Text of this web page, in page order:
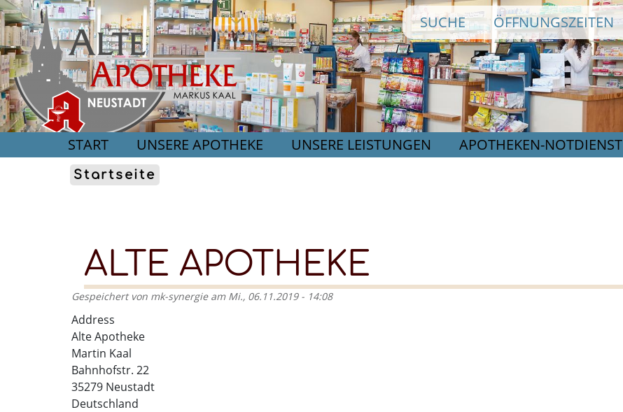
Direkt
zum
Inhalt
SUCHE ÖFFNUNGSZEITEN
START UNSERE APOTHEKE UNSERE LEISTUNGEN APOTHEKEN-NOTDIENST
Startseite
ALTE APOTHEKE
Gespeichert von mk-synergieam Mi., 06.11.2019 - 14:08
Address
Alte Apotheke
Martin Kaal
Bahnhofstr. 22
35279 Neustadt
Deutschland